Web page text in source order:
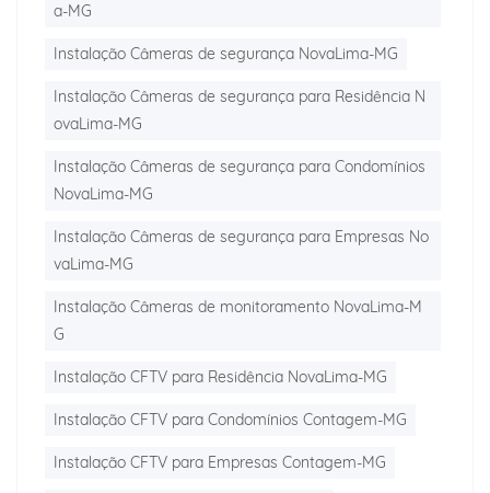
a-MG
Instalação Câmeras de segurança NovaLima-MG
Instalação Câmeras de segurança para Residência N
ovaLima-MG
Instalação Câmeras de segurança para Condomínios
NovaLima-MG
Instalação Câmeras de segurança para Empresas No
vaLima-MG
Instalação Câmeras de monitoramento NovaLima-M
G
Instalação CFTV para Residência NovaLima-MG
Instalação CFTV para Condomínios Contagem-MG
Instalação CFTV para Empresas Contagem-MG